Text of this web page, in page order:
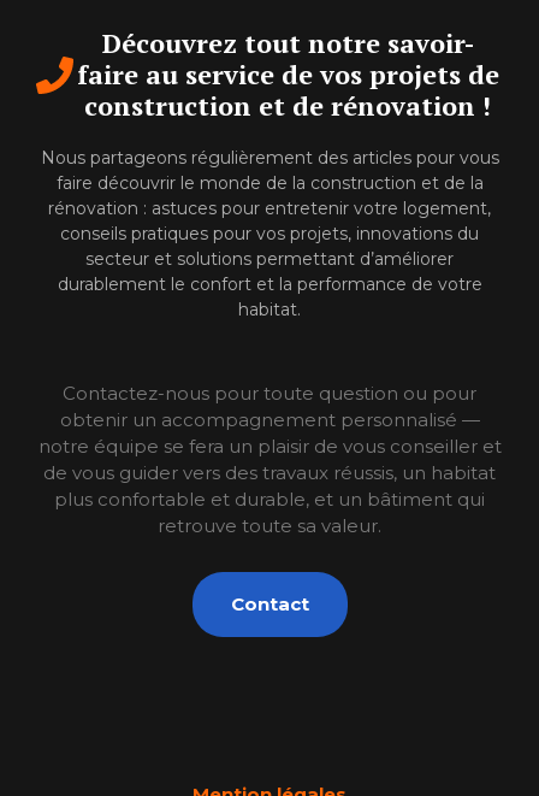
Découvrez tout notre savoir-
faire au service de vos projets de
construction et de rénovation !
Nous partageons régulièrement des articles pour vous
faire découvrir le monde de la construction et de la
rénovation : astuces pour entretenir votre logement,
conseils pratiques pour vos projets, innovations du
secteur et solutions permettant d’améliorer
durablement le confort et la performance de votre
habitat.
Contactez-nous pour toute question ou pour
obtenir un accompagnement personnalisé —
notre équipe se fera un plaisir de vous conseiller et
de vous guider vers des travaux réussis, un habitat
plus confortable et durable, et un bâtiment qui
retrouve toute sa valeur.
Contact